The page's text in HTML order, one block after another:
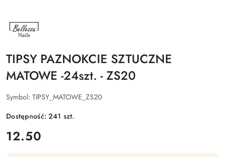
NAZWA
PRODUCENTA:
BELLEZZA
TIPSY PAZNOKCIE SZTUCZNE
MATOWE -24szt. - ZS20
Symbol: TIPSY_MATOWE_ZS20
Dostępność:241 szt.
cena:
12.50